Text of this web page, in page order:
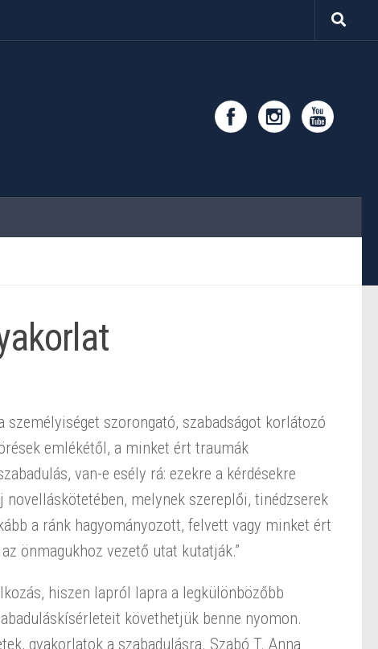
személyiséget szorongató, szabadságot korlátozó
emlékétől, a minket ért traumák
van-e esély rá: ezekre a kérdésekre
novelláskötetében, melynek szereplői, tinédzserek
a ránk hagyományozott, felvett vagy minket ért
önmagukhoz vezető utat kutatják.”
hiszen lapról lapra a legkülönbözőbb
követhetjük benne nyomon.
gyakorlatok a szabadulásra. Szabó T. Anna